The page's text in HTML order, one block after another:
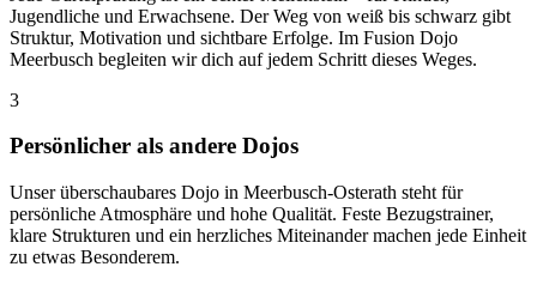
Jugendliche und Erwachsene. Der Weg von weiß bis schwarz gibt
Struktur, Motivation und sichtbare Erfolge. Im Fusion Dojo
Meerbusch begleiten wir dich auf jedem Schritt dieses Weges.
3
Persönlicher als andere Dojos
Unser überschaubares Dojo in Meerbusch-Osterath steht für
persönliche Atmosphäre und hohe Qualität. Feste Bezugstrainer,
klare Strukturen und ein herzliches Miteinander machen jede Einheit
zu etwas Besonderem.